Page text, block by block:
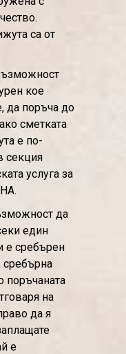
са от
кое
да поръча до
сметката
е по-
секция
услуга за
да
един
е сребърен
сребърна
поръчаната
на
да я
е